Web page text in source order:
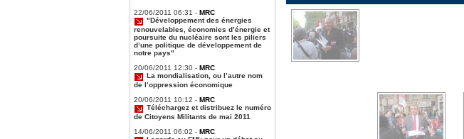
22/06/2011 06:31 - MRC
"Développement des énergies
renouvelables, économies d’énergie et
poursuite du nucléaire sont les piliers
d’une politique de développement de
notre pays"
20/06/2011 12:30 - MRC
La mondialisation, ou l’autre nom
de l’oppression économique
20/06/2011 10:12 - MRC
Téléchargez et distribuez le numéro
de Citoyens Militants de mai 2011
14/06/2011 06:02 - MRC